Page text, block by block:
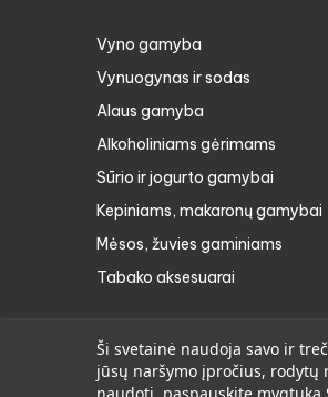
Vyno gamyba
Vynuogynas ir sodas
Alaus gamyba
Alkoholiniams gėrimams
Sūrio ir jogurto gamybai
Kepiniams, makaronų gamybai
Mėsos, žuvies gaminiams
Tabako aksesuarai
Ši svetainė naudoja savo ir
jūsų naršymo įpročius, rodytų